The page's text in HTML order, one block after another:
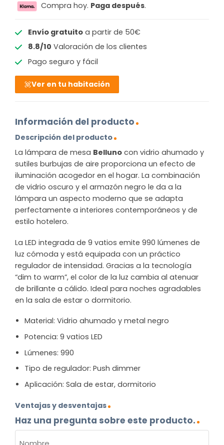
Compra hoy. Paga después.
Envío gratuitoa partir de 50€
8.8/10 Valoración de los clientes
Pago seguro y fácil
Ver en tu habitación
Información del producto
Descripción del producto
La lámpara de mesa Belluno con vidrio ahumado y
sutiles burbujas de aire proporciona un efecto de
iluminación acogedor en el hogar. La combinación
de vidrio oscuro y el armazón negro le da a la
lámpara un aspecto moderno que se adapta
perfectamente a interiores contemporáneos y de
estilo hotelero.
La LED integrada de 9 vatios emite 990 lúmenes de
luz cómoda y está equipada con un práctico
regulador de intensidad. Gracias a la tecnología
“dim to warm”, el color de la luz cambia al atenuar
de brillante a cálido. Ideal para noches agradables
en la sala de estar o dormitorio.
Material: Vidrio ahumado y metal negro
Potencia: 9 vatios LED
Lúmenes: 990
Tipo de regulador: Push dimmer
Aplicación: Sala de estar, dormitorio
Ventajas y desventajas
Haz una pregunta sobre este producto.